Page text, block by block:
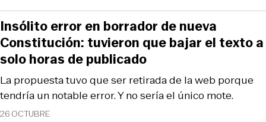
26 OCTUBRE
La propuesta tuvo que ser retirada de la web porque
tendría un notable error. Y no sería el único mote.
Insólito error en borrador de nueva
Constitución: tuvieron que bajar el texto a
solo horas de publicado